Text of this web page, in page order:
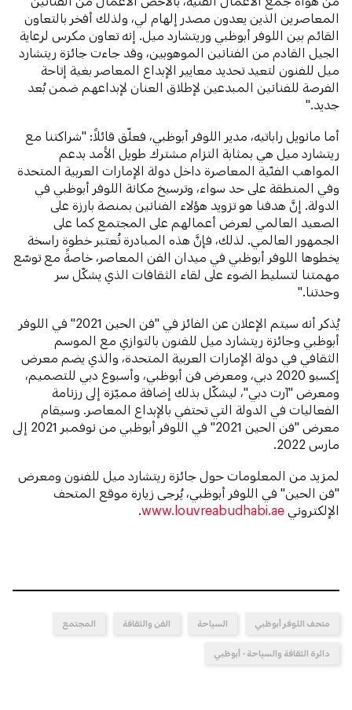
المعاصرين الذين يعدون مصدر إلهام لي، ولذلك أفخر بالتعاون
القائم بين اللوفر أبوظبي وريتشارد ميل. إنه تعاون مكرس لرعاية
الجيل القادم من الفنانين الموهوبين، وقد جاءت جائزة ريتشارد
ميل للفنون لتعيد تحديد معايير الإبداع المعاصر بغية إتاحة
الفرصة للفنانين المبدعين لإطلاق العنان لإبداعهم ضمن بُعد
جديد."
أما مانويل راباتيه، مدير اللوفر أبوظبي، فعلّق قائلاً: "شراكتنا مع
ريتشارد ميل هي بمثابة التزام مشترك طويل الأمد بدعم
المواهب الفنّية المعاصرة داخل دولة الإمارات العربية المتحدة
وفي المنطقة على حد سواء، وترسيخ مكانة اللوفر أبوظبي في
الدولة. إنَّ هدفنا هو تزويد هؤلاء الفنانين بمنصة بارزة على
الصعيد العالمي لعرض أعمالهم على المجتمع كما على
الجمهور العالمي. لذلك، فإنَّ هذه المبادرة تُعتبر خطوة راسخة
يخطوها اللوفر أبوظبي في ميدان الفن المعاصر، خاصةً مع توسّع
مهمتنا لتسليط الضوء على لقاء الثقافات الذي يشكّل سر
وحدتنا."
يُذكر أنه سيتم الإعلان عن الفائز في "فن الحين 2021" في اللوفر
أبوظبي وجائزة ريتشارد ميل للفنون بالتوازي مع الموسم
الثقافي في دولة الإمارات العربية المتحدة، والذي يضم معرض
إكسبو 2020 دبي، ومعرض فن أبوظبي، وأسبوع دبي للتصميم،
ومعرض "آرت دبي"، ليشكّل بذلك إضافة مميّزة إلى رزنامة
الفعاليات في الدولة التي تحتفي بالإبداع المعاصر. وسيقام
معرض "فن الحين 2021" في اللوفر أبوظبي من نوفمبر 2021 إلى
مارس 2022.
لمزيد من المعلومات حول جائزة ريتشارد ميل للفنون ومعرض
"فن الحين" في اللوفر أبوظبي، يُرجى زيارة موقع المتحف
الإلكتروني www.louvreabudhabi.ae
.
متحف اللوفر أبوظبي السياحة الفن والثقافة المجتمع
دائرة الثقافة والسياحة - أبوظبي